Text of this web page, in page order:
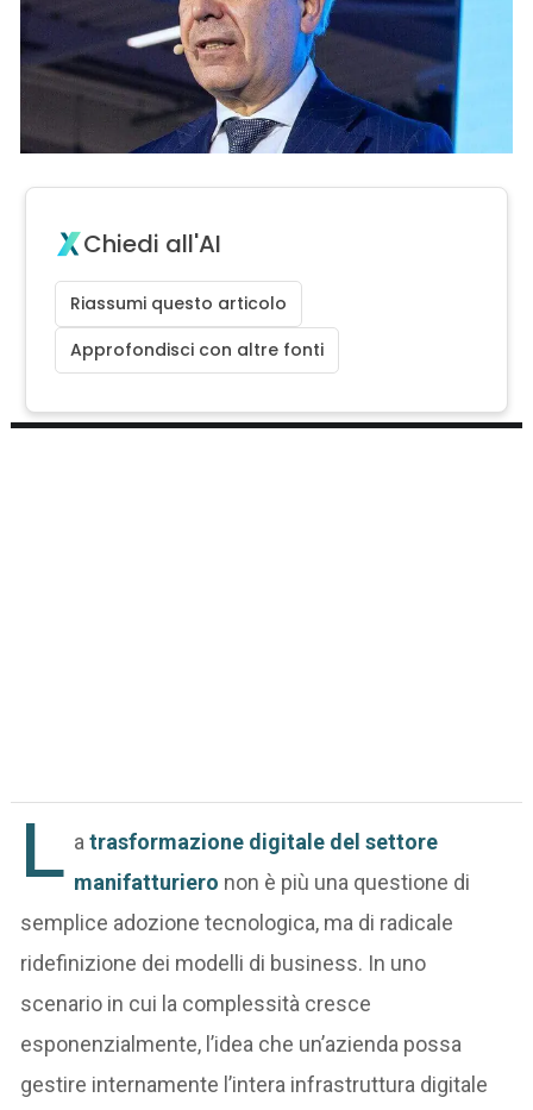
Chiedi all'AI
Riassumi questo articolo
Approfondisci con altre fonti
L atrasformazione digitale del settore
manifatturiero non è più una questione di
semplice adozione tecnologica, ma di radicale
ridefinizione dei modelli di business. In uno
scenario in cui la complessità cresce
esponenzialmente, l’idea che un’azienda possa
gestire internamente l’intera infrastruttura digitale